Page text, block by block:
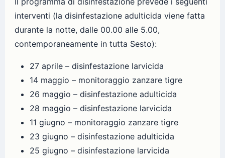
interventi (la disinfestazione adulticida viene fatta
durante la notte, dalle 00.00 alle 5.00,
contemporaneamente in tutta Sesto):
27 aprile – disinfestazione larvicida
14 maggio – monitoraggio zanzare tigre
26 maggio – disinfestazione adulticida
28 maggio – disinfestazione larvicida
11 giugno – monitoraggio zanzare tigre
23 giugno – disinfestazione adulticida
25 giugno – disinfestazione larvicida